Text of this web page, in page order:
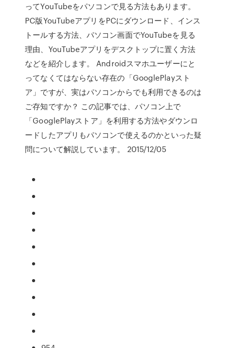
ってYouTubeをパソコンで見る方法もあります。
PC版YouTubeアプリをPCにダウンロード、インス
トールする方法、パソコン画面でYouTubeを見る
理由、YouTubeアプリをデスクトップに置く方法
などを紹介します。 Androidスマホユーザーにと
ってなくてはならない存在の「GooglePlayスト
ア」ですが、実はパソコンからでも利用できるのは
ご存知ですか？ この記事では、パソコン上で
「GooglePlayストア」を利用する方法やダウンロ
ードしたアプリもパソコンで使えるのかといった疑
問について解説しています。 2015/12/05